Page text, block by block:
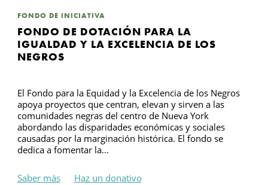
FONDO DE INICIATIVA
FONDO DE DOTACIÓN PARA LA
IGUALDAD Y LA EXCELENCIA DE LOS
NEGROS
El Fondo para la Equidad y la Excelencia de los Negros
apoya proyectos que centran, elevan y sirven a las
comunidades negras del centro de Nueva York
abordando las disparidades económicas y sociales
causadas por la marginación histórica. El fondo se
dedica a fomentar la...
Saber más Haz un donativo